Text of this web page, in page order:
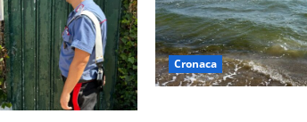
Cronaca